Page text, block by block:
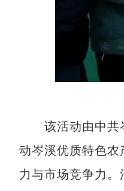
该活动由中共岑
动岑溪优质特色农
力与市场竞争力